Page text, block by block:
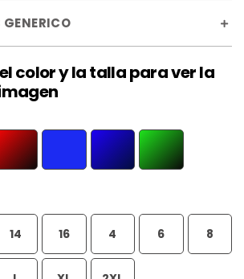
14 16 4 6 8
color y la talla para ver la